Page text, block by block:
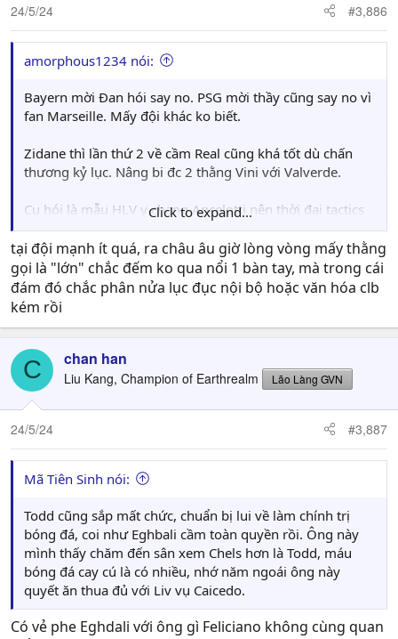
24/5/24 #3,886
amorphous1234 nói:
Bayern mời Đan hói say no. PSG mời thầy cũng say no vì
fan Marseille. Mấy đội khác ko biết.
Zidane thì lần thứ 2 về cầm Real cũng khá tốt dù chấn
thương kỷ lục. Nâng bi đc 2 thằng Vini với Valverde.
Cụ hói là mẫu HLV y chang Ancelotti nên thời đại tactics
triết lý lên ngôi này bị nghi ngờ cũng phải.
Click to expand...
tại đội mạnh ít quá, ra châu âu giờ lòng vòng mấy thằng
gọi là "lớn" chắc đếm ko qua nổi 1 bàn tay, mà trong cái
đám đó chắc phân nửa lục đục nội bộ hoặc văn hóa clb
kém rồi
C chan han
Liu Kang, Champion of Earthrealm Lão Làng GVN
24/5/24 #3,887
Mã Tiên Sinh nói:
Todd cũng sắp mất chức, chuẩn bị lui về làm chính trị
bóng đá, coi như Eghbali cầm toàn quyền rồi. Ông này
mình thấy chăm đến sân xem Chels hơn là Todd, máu
bóng đá cay cú là có nhiều, nhớ năm ngoái ông này
quyết ăn thua đủ với Liv vụ Caicedo.
Có vẻ phe Eghdali với ông gì Feliciano không cùng quan